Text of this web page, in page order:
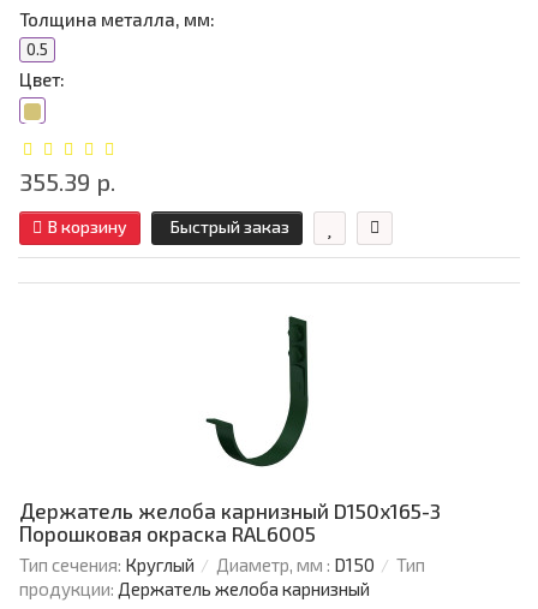
Толщина металла, мм:
0.5
Цвет:
355.39 р.
В корзину Быстрый заказ
Держатель желоба карнизный D150х165-3
Порошковая окраска RAL6005
Тип сечения: Круглый Диаметр, мм : D150
Тип
продукции: Держатель желоба карнизный